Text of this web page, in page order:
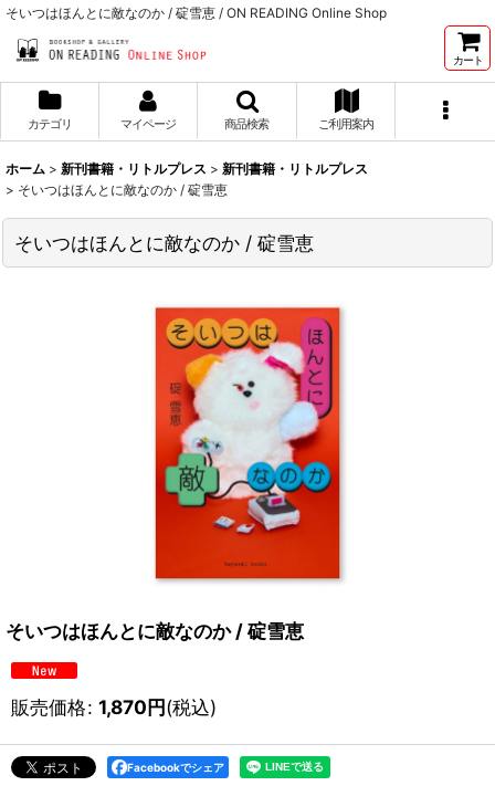
そいつはほんとに敵なのか / 碇雪恵 / ON READING Online Shop
カート
カテゴリ マイページ 商品検索 ご利用案内
ホーム > 新刊書籍・リトルプレス > 新刊書籍・リトルプレス
> そいつはほんとに敵なのか / 碇雪恵
そいつはほんとに敵なのか / 碇雪恵
そいつはほんとに敵なのか / 碇雪恵
販売価格: 1,870円(税込)
Facebookでシェア